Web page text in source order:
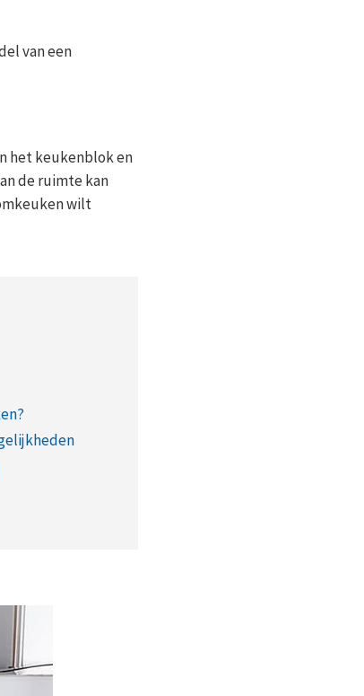
van een
het keukenblok en
de ruimte kan
wilt